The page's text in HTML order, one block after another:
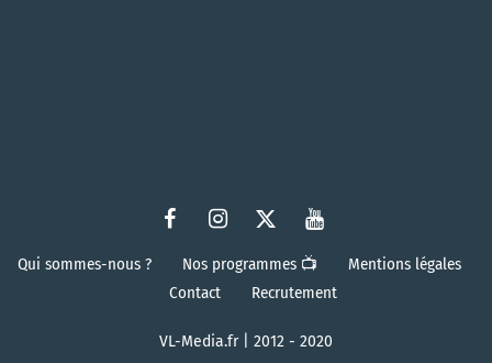
Qui sommes-nous ? Nos programmes 📺
Mentions légales
Contact
Recrutement
VL-Media.fr | 2012 - 2020